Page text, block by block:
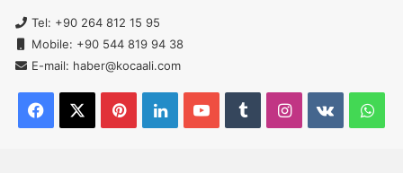
Tel: +90 264 812 15 95
Mobile: +90 544 819 94 38
E-mail: haber@kocaali.com
Facebook PinterestLinkedInYouTubeTumblrInstagram
vk.com